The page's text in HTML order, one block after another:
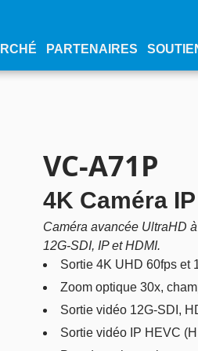
PARTENAIRES
VC-A71P
4K Caméra
Caméra avancée UltraHD
12G-SDI, IP et HDMI.
Sortie 4K UHD 60fps et
Zoom optique 30x,
Sortie vidéo 12G-SDI,
Sortie vidéo IP HEVC